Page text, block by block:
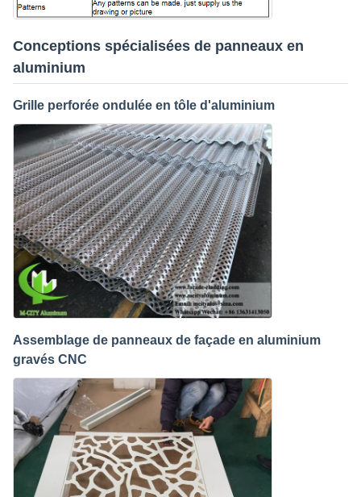
Conceptions spécialisées de panneaux en
aluminium
Grille perforée ondulée en tôle d'aluminium
Assemblage de panneaux de façade en aluminium
gravés CNC